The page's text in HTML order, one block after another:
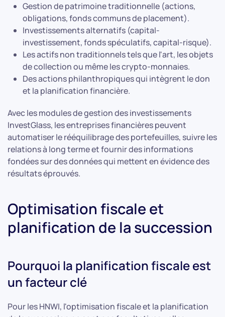
Gestion de patrimoine traditionnelle (actions,
obligations, fonds communs de placement).
Investissements alternatifs (capital-
investissement, fonds spéculatifs, capital-risque).
Les actifs non traditionnels tels que l'art, les objets
de collection ou même les crypto-monnaies.
Des actions philanthropiques qui intègrent le don
et la planification financière.
Avec les modules de gestion des investissements
InvestGlass, les entreprises financières peuvent
automatiser le rééquilibrage des portefeuilles, suivre les
relations à long terme et fournir des informations
fondées sur des données qui mettent en évidence des
résultats éprouvés.
Optimisation fiscale et
planification de la succession
Pourquoi la planification fiscale est
un facteur clé
Pour les HNWI, l'optimisation fiscale et la planification